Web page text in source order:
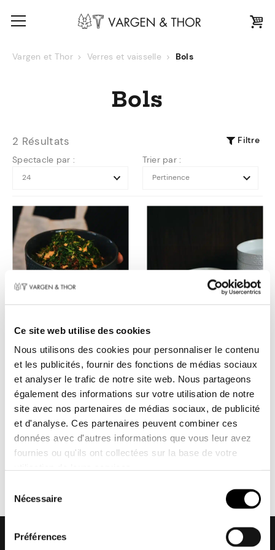
Ce site web utilise des cookies
Nous utilisons des cookies pour personnaliser le contenu
et les publicités, fournir des fonctions de médias sociaux
et analyser le trafic de notre site web. Nous partageons
également des informations sur votre utilisation de notre
site avec nos partenaires de médias sociaux, de publicité
et d'analyse. Ces partenaires peuvent combiner ces
données avec d'autres informations que vous leur avez
fournies ou qu'ils ont collectées sur la base de votre
Nécessaire
Préférences
Vargen et Thor Verres et vaisselle Bols
Bols
2 Résultats
Filtre
Spectacle par :
Trier par :
SERVICEN C - set de 4 bols
64,95
SERVICEN C - set de 4 bols
(blanc)
Des questions sur nos bols ?
Vous avez des questions sur nos bols ?
Contactez Vargen & Thor.